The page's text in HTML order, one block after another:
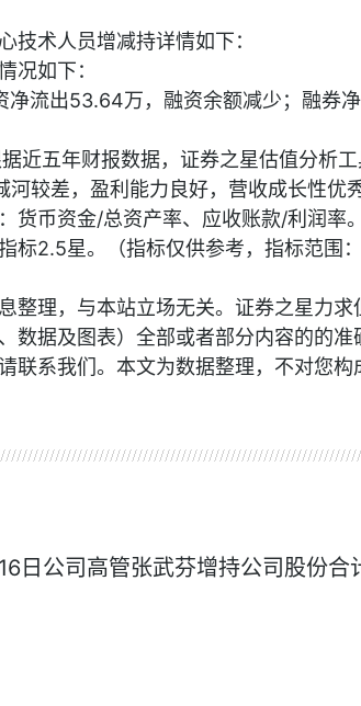
技术人员增减持详情如下：
况如下：
流出53.64万，融资余额减少；融券净
近五年财报数据，证券之星估值分析
较差，盈利能力良好，营收成长性优
货币资金/总资产率、应收账款/利润率
标2.5星。（指标仅供参考，指标范围
整理，与本站立场无关。证券之星力求
数据及图表）全部或者部分内容的的准
联系我们。本文为数据整理，不对您构
日公司高管张武芬增持公司股份合